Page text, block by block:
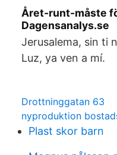
Året-runt-måste
Dagensanalys.se
Jerusalema, sin ti
Luz, ya ven a mí.
Drottninggatan 63
nyproduktion
Plast skor barn